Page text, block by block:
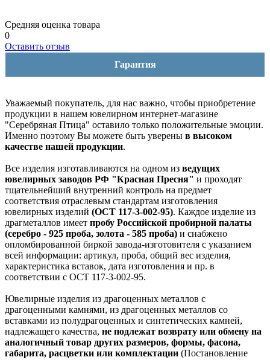
Средняя оценка товара
0
Оставить отзыв
Гарантия
Уважаемый покупатель, для нас важно, чтобы приобретение
продукции в нашем ювелирном интернет-магазине
"Серебряная Птица" оставило только положительные эмоции.
Именно поэтому Вы можете быть уверены в высоком
качестве нашей продукции.
Все изделия изготавливаются на одном из ведущих
ювелирных заводов РФ "Красная Пресня" и проходят
тщательнейший внутренний контроль на предмет
соответствия отраслевым стандартам изготовления
ювелирных изделий (ОСТ 117-3-002-95). Каждое изделие из
драгметаллов имеет пробу Российской пробирной палаты
(серебро - 925 проба, золота - 585 проба) и снабжено
опломбированной биркой завода-изготовителя с указанием
всей информации: артикул, проба, общий вес изделия,
характеристика вставок, дата изготовления и пр. в
соответствии с ОСТ 117-3-002-95.
Ювелирные изделия из драгоценных металлов с
драгоценными камнями, из драгоценных металлов со
вставками из полудрагоценных и синтетических камней,
надлежащего качества, не подлежат возврату или обмену на
аналогичный товар других размеров, формы, фасона,
габарита, расцветки или комплектации (Постановление